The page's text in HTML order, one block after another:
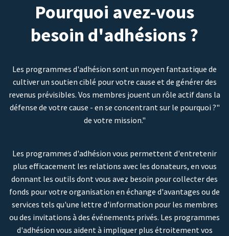
Pourquoi avez-vous
besoin d'adhésions ?
Les programmes d'adhésion sont un moyen fantastique de
cultiver un soutien ciblé pour votre cause et de générer des
revenus prévisibles. Vos membres jouent un rôle actif dans la
défense de votre cause - en se concentrant sur le pourquoi ?"
de votre mission."
Les programmes d'adhésion vous permettent d'entretenir
plus efficacement les relations avec les donateurs, en vous
donnant les outils dont vous avez besoin pour collecter des
fonds pour votre organisation en échange d'avantages ou de
services tels qu'une lettre d'information pour les membres
ou des invitations à des événements privés. Les programmes
d'adhésion vous aident à impliquer plus étroitement vos